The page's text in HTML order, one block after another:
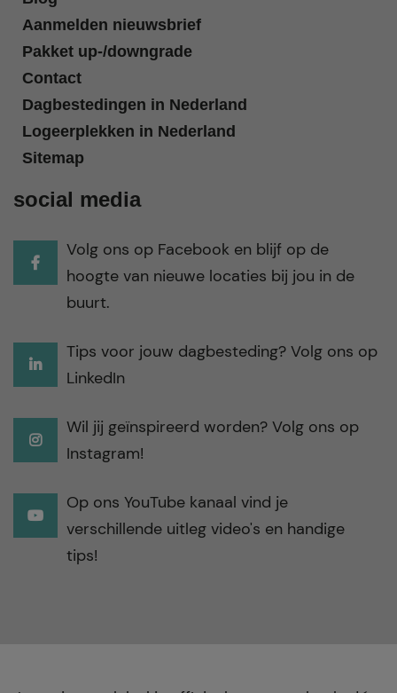
Aanmelden nieuwsbrief
Pakket up-/downgrade
Contact
Dagbestedingen in Nederland
Logeerplekken in Nederland
Sitemap
social media
Volg ons op Facebook en blijf op de
hoogte van nieuwe locaties bij jou in de
buurt.
Tips voor jouw dagbesteding? Volg ons op
LinkedIn
Wil jij geïnspireerd worden? Volg ons op
Instagram!
Op ons YouTube kanaal vind je
verschillende uitleg video's en handige
tips!